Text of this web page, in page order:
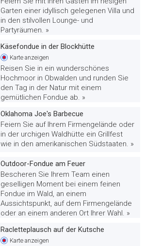
Garten einer idyllisch gelegenen Villa und
in den stilvollen Lounge- und
Partyräumen. »
Käsefondue in der Blockhütte
Karte anzeigen
Reisen Sie in ein wunderschönes
Hochmoor in Obwalden und runden Sie
den Tag in der Natur mit einem
gemütlichen Fondue ab. »
Oklahoma Joe's Barbecue
Feiern Sie auf Ihrem Firmengelände oder
in der urchigen Waldhütte ein Grillfest
wie in den amerikanischen Südstaaten. »
Outdoor-Fondue am Feuer
Bescheren Sie Ihrem Team einen
geselligen Moment bei einem feinen
Fondue im Wald, an einem
Aussichtspunkt, auf dem Firmengelände
oder an einem anderen Ort Ihrer Wahl. »
Racletteplausch auf der Kutsche
Karte anzeigen